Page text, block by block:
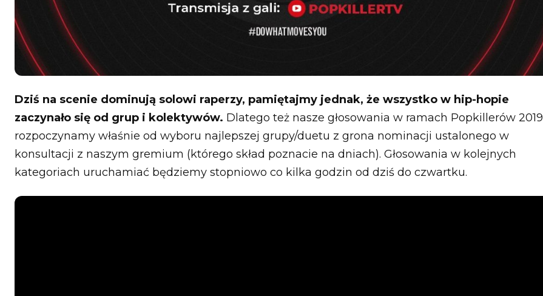
Dziś na scenie dominują solowi raperzy, pamiętajmy jednak, że wszystko w hip-hopie
zaczynało się od grup i kolektywów. Dlatego też nasze głosowania w ramach Popkillerów 2019
rozpoczynamy właśnie od wyboru najlepszej grupy/duetu z grona nominacji ustalonego w
konsultacji z naszym gremium (którego skład poznacie na dniach). Głosowania w kolejnych
kategoriach uruchamiać będziemy stopniowo co kilka godzin od dziś do czwartku.